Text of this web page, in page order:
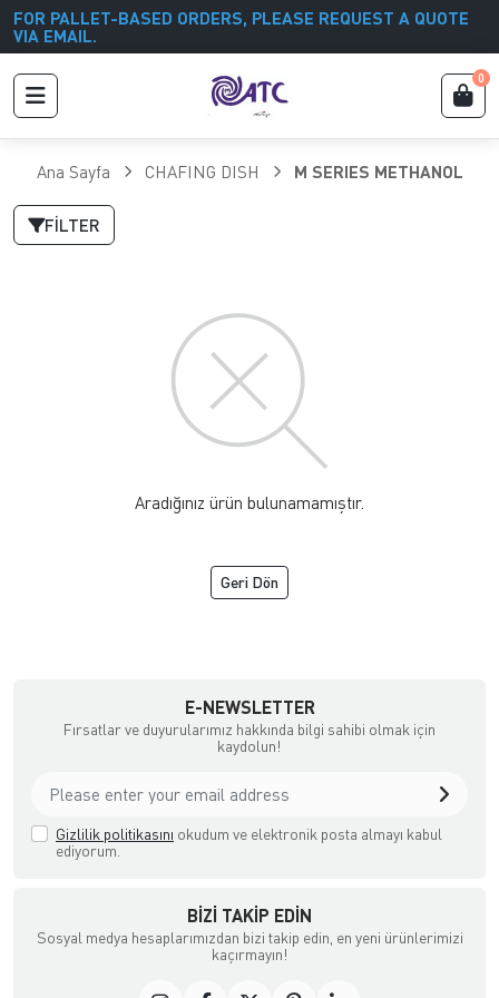
FOR PALLET-BASED ORDERS, PLEASE REQUEST A QUOTE
VIA EMAIL.
0
Ana Sayfa CHAFING DISH M SERIES METHANOL
FILTER
Aradığınız ürün bulunamamıştır.
Geri Dön
E-NEWSLETTER
Fırsatlar ve duyurularımız hakkında bilgi sahibi olmak için
kaydolun!
Gizlilik politikasını okudum ve elektronik posta almayı kabul
ediyorum.
BIZI TAKIP EDIN
Sosyal medya hesaplarımızdan bizi takip edin, en yeni ürünlerimizi
kaçırmayın!